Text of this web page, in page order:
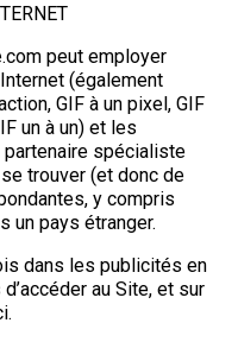
peut employer
(également
GIF à un pixel, GIF
un à un) et les
partenaire spécialiste
trouver (et donc de
y compris
un pays étranger.
dans les publicités en
au Site, et sur